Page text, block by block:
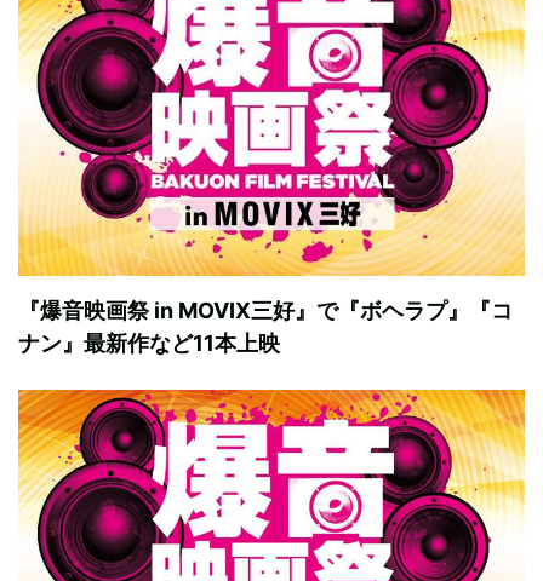
『爆音映画祭 in MOVIX三好』で『ボヘラプ』『コ
ナン』最新作など11本上映